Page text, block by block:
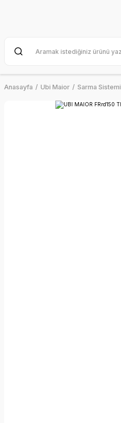
Anasayfa Ubi Maior Sarma Sistemi